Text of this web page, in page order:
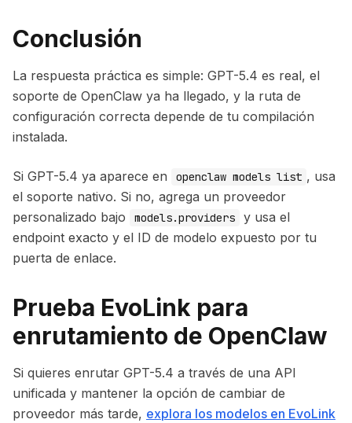
Conclusión
La respuesta práctica es simple: GPT-5.4 es real, el
soporte de OpenClaw ya ha llegado, y la ruta de
configuración correcta depende de tu compilación
instalada.
Si GPT-5.4 ya aparece en openclaw models list , usa
el soporte nativo. Si no, agrega un proveedor
personalizado bajo
models.providers
y usa el
endpoint exacto y el ID de modelo expuesto por tu
puerta de enlace.
Prueba EvoLink para
enrutamiento de OpenClaw
Si quieres enrutar GPT-5.4 a través de una API
unificada y mantener la opción de cambiar de
proveedor más tarde, explora los modelos en EvoLink